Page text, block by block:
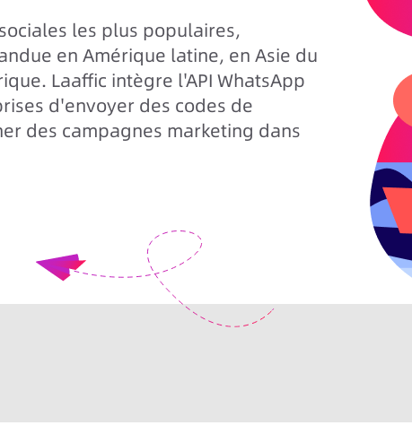
les plus populaires,
en Amérique latine, en Asie du
Laaffic intègre l'API WhatsApp
d'envoyer des codes de
des campagnes marketing dans